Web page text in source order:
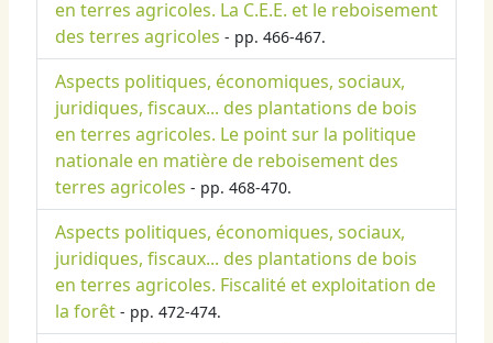
en terres agricoles. La C.E.E. et le reboisement
des terres agricoles - pp. 466-467.
Aspects politiques, économiques, sociaux,
juridiques, fiscaux... des plantations de bois
en terres agricoles. Le point sur la politique
nationale en matière de reboisement des
terres agricoles - pp. 468-470.
Aspects politiques, économiques, sociaux,
juridiques, fiscaux... des plantations de bois
en terres agricoles. Fiscalité et exploitation de
la forêt - pp. 472-474.